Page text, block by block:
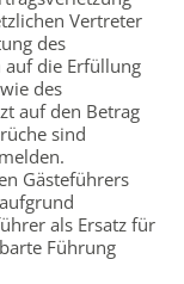
Vertreter
des
auf die Erfüllung
des
auf den Betrag
sind
Gästeführers
als Ersatz für
Führung